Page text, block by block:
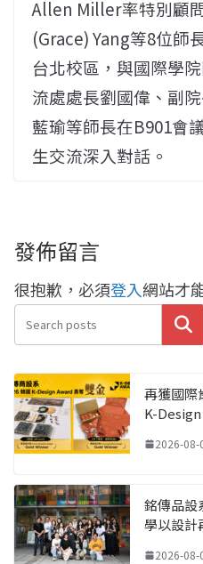
Allen Miller率特別顧
(Grace) Yang等8位師
台北校區，與國際學
流處處長劉國偉、副
藍瑜等師長在B901會
生交流深入對話。
發佈留言
很抱歉，必須登入網站才
搜尋
再獲國際
K-
2026-08-
銘傳品設
學以設計
2026-08-